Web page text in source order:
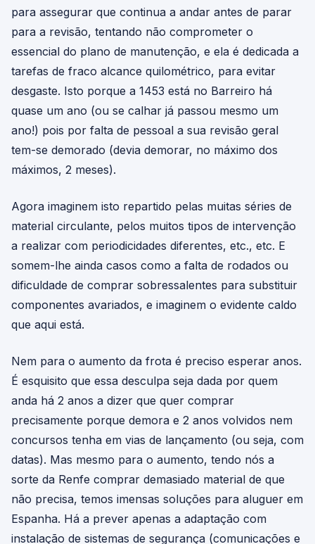
para assegurar que continua a andar antes de parar
para a revisão, tentando não comprometer o
essencial do plano de manutenção, e ela é dedicada a
tarefas de fraco alcance quilométrico, para evitar
desgaste. Isto porque a 1453 está no Barreiro há
quase um ano (ou se calhar já passou mesmo um
ano!) pois por falta de pessoal a sua revisão geral
tem-se demorado (devia demorar, no máximo dos
máximos, 2 meses).
Agora imaginem isto repartido pelas muitas séries de
material circulante, pelos muitos tipos de intervenção
a realizar com periodicidades diferentes, etc., etc. E
somem-lhe ainda casos como a falta de rodados ou
dificuldade de comprar sobressalentes para substituir
componentes avariados, e imaginem o evidente caldo
que aqui está.
Nem para o aumento da frota é preciso esperar anos.
É esquisito que essa desculpa seja dada por quem
anda há 2 anos a dizer que quer comprar
precisamente porque demora e 2 anos volvidos nem
concursos tenha em vias de lançamento (ou seja, com
datas). Mas mesmo para o aumento, tendo nós a
sorte da Renfe comprar demasiado material de que
não precisa, temos imensas soluções para aluguer em
Espanha. Há a prever apenas a adaptação com
instalação de sistemas de segurança (comunicações e